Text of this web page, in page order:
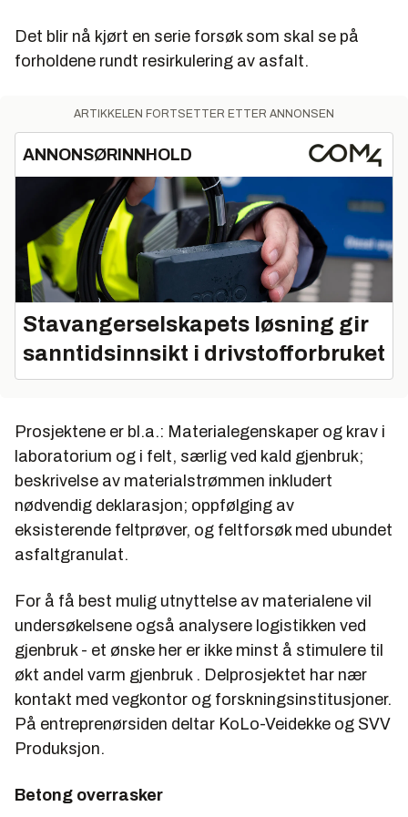
Det blir nå kjørt en serie forsøk som skal se på
forholdene rundt resirkulering av asfalt.
ARTIKKELEN FORTSETTER ETTER ANNONSEN
ANNONSØRINNHOLD
Stavangerselskapets løsning gir
sanntidsinnsikt i drivstofforbruket
Prosjektene er bl.a.: Materialegenskaper og krav i
laboratorium og i felt, særlig ved kald gjenbruk;
beskrivelse av materialstrømmen inkludert
nødvendig deklarasjon; oppfølging av
eksisterende feltprøver, og feltforsøk med ubundet
asfaltgranulat.
For å få best mulig utnyttelse av materialene vil
undersøkelsene også analysere logistikken ved
gjenbruk - et ønske her er ikke minst å stimulere til
økt andel varm gjenbruk . Delprosjektet har nær
kontakt med vegkontor og forskningsinstitusjoner.
På entreprenørsiden deltar KoLo-Veidekke og SVV
Produksjon.
Betong overrasker